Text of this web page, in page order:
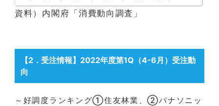
資料）内閣府「消費動向調査」
【2 ．受注情報】2022年度第1Q（4-6月）受注動
向
～好調度ランキング①住友林業、②パナソニッ